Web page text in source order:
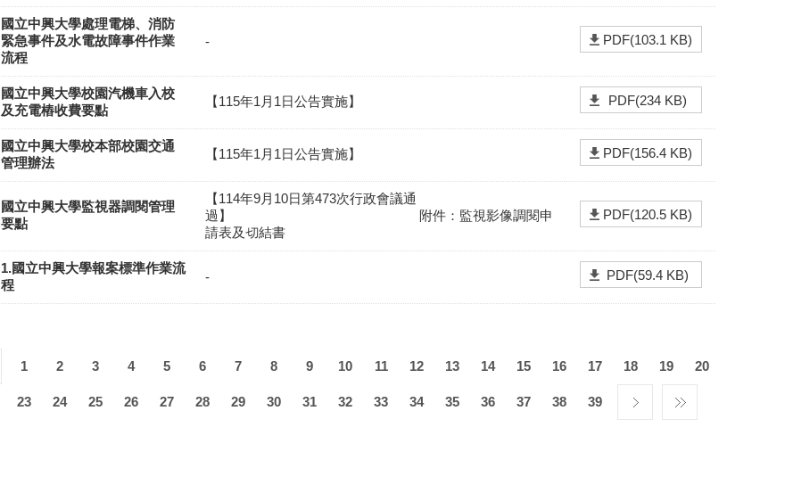
國立中興大學處理電梯、消防
緊急事件及水電故障事件作業
流程
- PDF(103.1 KB)
國立中興大學校園汽機車入校
及充電樁收費要點
【115年1月1日公告實施】 PDF(234 KB)
國立中興大學校本部校園交通
管理辦法
【115年1月1日公告實施】 PDF(156.4 KB)
國立中興大學監視器調閱管理
要點
【114年9月10日第473次行政會議通
過】 附件：監視影像調閱申
請表及切結書
PDF(120.5 KB)
1.國立中興大學報案標準作業流
程
- PDF(59.4 KB)
1 2 3 4 5 6 7 8 9 10 11 12 13 14 15 16 17 18 19 20
23 24 25 26 27 28 29 30 31 32 33 34 35 36 37 38 39